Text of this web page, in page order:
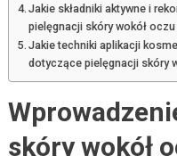
Jakie składniki aktywne i
pielęgnacji skóry wokół
Jakie techniki aplikacji
dotyczące pielęgnacji skóry
skóry wokół